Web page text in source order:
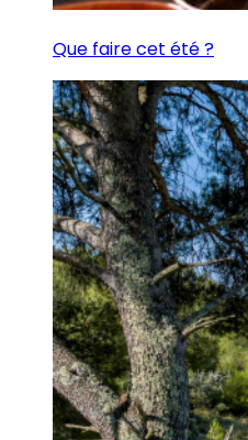
Que faire cet été ?